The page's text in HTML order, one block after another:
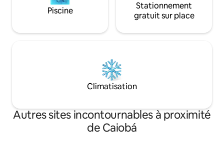
Piscine
Stationnement
gratuit sur place
Climatisation
Autres sites incontournables à proximité
de Caiobá